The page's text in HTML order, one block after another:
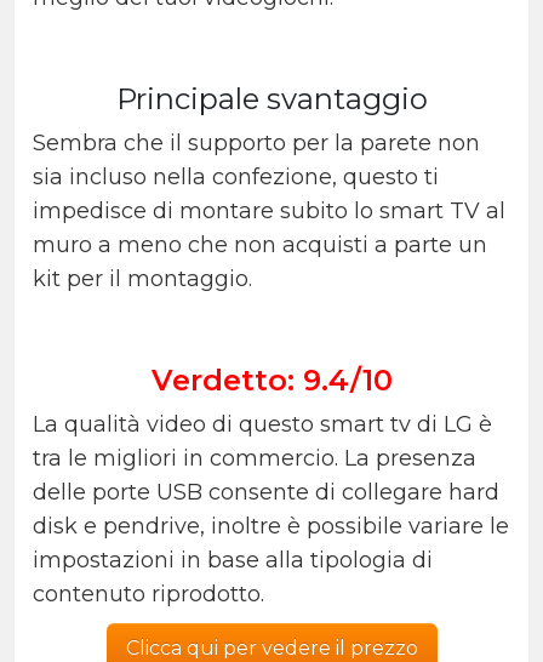
Principale svantaggio
Sembra che il supporto per la parete non
sia incluso nella confezione, questo ti
impedisce di montare subito lo smart TV al
muro a meno che non acquisti a parte un
kit per il montaggio.
Verdetto: 9.4/10
La qualità video di questo smart tv di LG è
tra le migliori in commercio. La presenza
delle porte USB consente di collegare hard
disk e pendrive, inoltre è possibile variare le
impostazioni in base alla tipologia di
contenuto riprodotto.
Clicca qui per vedere il prezzo